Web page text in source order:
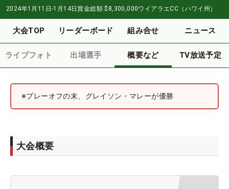
2024年1月11日-1月14日賞金総額 $8,300,000ワイアラエCC（ハワイ州）
大会TOP リーダーボード 組み合せ ニュース
ライブフォト 出場選手 概要など TV放送予定
※プレーオフの末、グレイソン・マレーが優勝
大会概要